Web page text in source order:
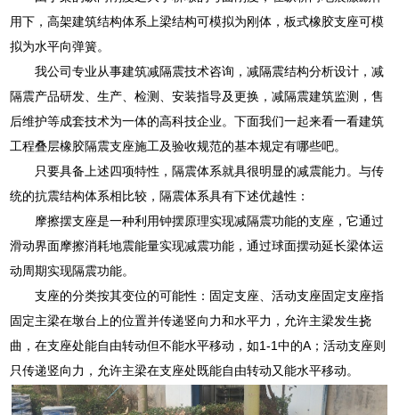
用下，高架建筑结构体系上梁结构可模拟为刚体，板式橡胶支座可模
拟为水平向弹簧。
我公司专业从事建筑减隔震技术咨询，减隔震结构分析设计，减
隔震产品研发、生产、检测、安装指导及更换，减隔震建筑监测，售
后维护等成套技术为一体的高科技企业。下面我们一起来看一看建筑
工程叠层橡胶隔震支座施工及验收规范的基本规定有哪些吧。
只要具备上述四项特性，隔震体系就具很明显的减震能力。与传
统的抗震结构体系相比较，隔震体系具有下述优越性：
摩擦摆支座是一种利用钟摆原理实现减隔震功能的支座，它通过
滑动界面摩擦消耗地震能量实现减震功能，通过球面摆动延长梁体运
动周期实现隔震功能。
支座的分类按其变位的可能性：固定支座、活动支座固定支座指
固定主梁在墩台上的位置并传递竖向力和水平力，允许主梁发生挠
曲，在支座处能自由转动但不能水平移动，如1-1中的A；活动支座则
只传递竖向力，允许主梁在支座处既能自由转动又能水平移动。